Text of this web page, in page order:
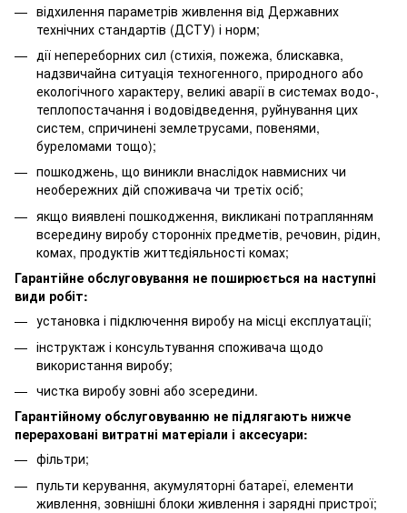
відхилення параметрів живлення від Державних
технічних стандартів (ДСТУ) і норм;
дії непереборних сил (стихія, пожежа, блискавка,
надзвичайна ситуація техногенного, природного або
екологічного характеру, великі аварії в системах водо-,
теплопостачання і водовідведення, руйнування цих
систем, спричинені землетрусами, повенями,
буреломами тощо);
пошкоджень, що виникли внаслідок навмисних чи
необережних дій споживача чи третіх осіб;
якщо виявлені пошкодження, викликані потраплянням
всередину виробу сторонніх предметів, речовин, рідин,
комах, продуктів життєдіяльності комах;
Гарантійне обслуговування не поширюється на наступні
види робіт:
установка і підключення виробу на місці експлуатації;
інструктаж і консультування споживача щодо
використання виробу;
чистка виробу зовні або зсередини.
Гарантійному обслуговуванню не підлягають нижче
перераховані витратні матеріали і аксесуари:
фільтри;
пульти керування, акумуляторні батареї, елементи
живлення, зовнішні блоки живлення і зарядні пристрої;